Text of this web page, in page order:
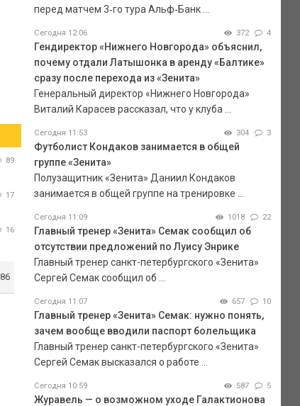
89
17
16
86
перед матчем 3‑го тура Альф‑Банк ...
Сегодня 12:06 372 4
Гендиректор «Нижнего Новгорода» объяснил,
почему отдали Латышонка в аренду «Балтике»
сразу после перехода из «Зенита»
Генеральный директор «Нижнего Новгорода»
Виталий Карасев рассказал, что у клуба ...
Сегодня 11:53 304 3
Футболист Кондаков занимается в общей
группе «Зенита»
Полузащитник «Зенита» Даниил Кондаков
занимается в общей группе на тренировке ...
Сегодня 11:09 1018 22
Главный тренер «Зенита» Семак сообщил об
отсутствии предложений по Луису Энрике
Главный тренер санкт-петербургского «Зенита»
Сергей Семак сообщил об ...
Сегодня 11:07 657 10
Главный тренер «Зенита» Семак: нужно понять,
зачем вообще вводили паспорт болельщика
Главный тренер санкт-петербургского «Зенита»
Сергей Семак высказался о работе ...
Сегодня 10:59 587 5
Журавель — о возможном уходе Галактионова